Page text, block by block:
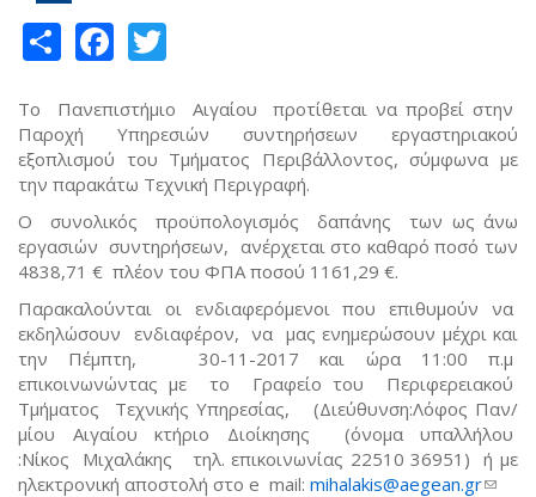
ShareFacebook
Το Πανεπιστήμιο Αιγαίου προτίθεται να προβεί στην
Παροχή Υπηρεσιών συντηρήσεων εργαστηριακού
εξοπλισμού του Τμήματος Περιβάλλοντος, σύμφωνα με
την παρακάτω Τεχνική Περιγραφή.
Ο συνολικός προϋπολογισμός δαπάνης των ως άνω
εργασιών συντηρήσεων, ανέρχεται στο καθαρό ποσό των
4838,71 € πλέον του ΦΠΑ ποσού 1161,29 €.
Παρακαλούνται οι ενδιαφερόμενοι που επιθυμούν να
εκδηλώσουν ενδιαφέρον, να μας ενημερώσουν μέχρι και
την Πέμπτη, 30-11-2017 και ώρα 11:00 π.μ
επικοινωνώντας με το Γραφείο του Περιφερειακού
Τμήματος Τεχνικής Υπηρεσίας, (Διεύθυνση:Λόφος Παν/
μίου Αιγαίου κτήριο Διοίκησης (όνομα υπαλλήλου
:Νίκος Μιχαλάκης τηλ. επικοινωνίας 22510 36951) ή με
ηλεκτρονική αποστολή στο e mail: mihalakis@aegean.gr(link